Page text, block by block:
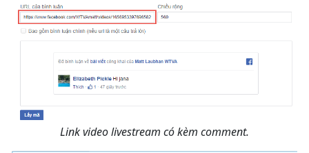
Link video livestream có kèm comment.